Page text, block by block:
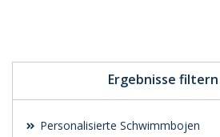
Ergebnisse filtern
Personalisierte Schwimmbojen